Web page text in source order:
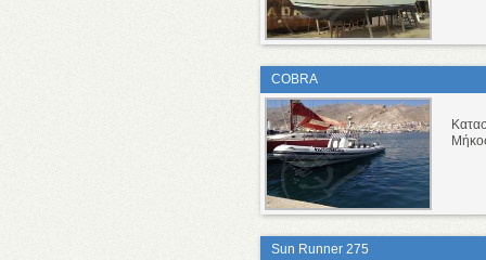
COBRA
Sun Runner 275